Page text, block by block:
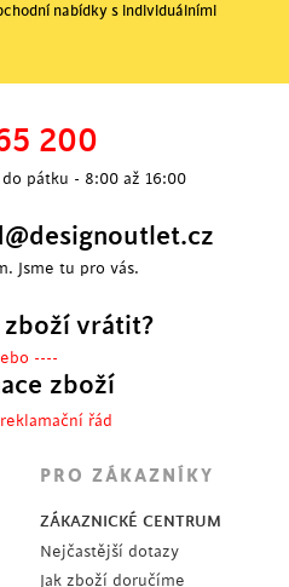
nabídky s individuálními
200
pátku - 8:00 až 16:00
Jsme tu pro vás.
zboží vrátit?
----
zboží
reklamační řád
PRO ZÁKAZNÍKY
ZÁKAZNICKÉ CENTRUM
Nejčastější dotazy
Jak zboží doručíme